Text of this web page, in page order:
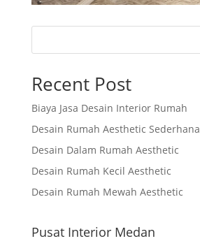
Recent Post
Biaya Jasa Desain Interior Rumah
Desain Rumah Aesthetic Sederhana
Desain Dalam Rumah Aesthetic
Desain Rumah Kecil Aesthetic
Desain Rumah Mewah Aesthetic
Pusat Interior Medan